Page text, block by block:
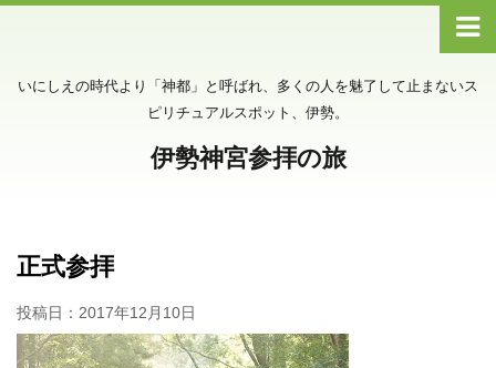
いにしえの時代より「神都」と呼ばれ、多くの人を魅了して止まないス
ピリチュアルスポット、伊勢。
伊勢神宮参拝の旅
正式参拝
投稿日： 2017年12月10日